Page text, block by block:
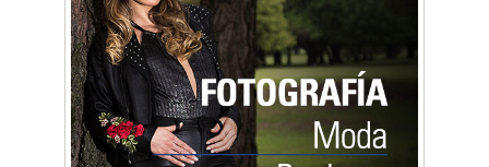
Artística ApasionArte
Artística Catalina